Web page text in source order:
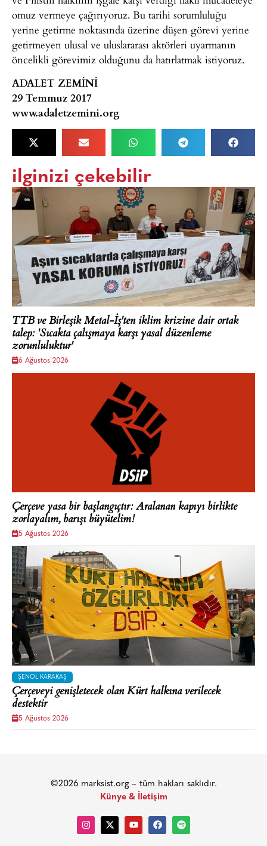
omuz vermeye çağırıyoruz. Bu tarihi sorumluluğu
yerine getirme noktasında üzerine düşen görevi yerine
getirmeyen ulusal ve uluslararası aktörleri uyarmanın
öncelikli görevimiz olduğunu da hatırlatmak istiyoruz.
ADALET ZEMİNİ
29 Temmuz 2017
www.adaletzemini.org
ilginizi çekebilir
TTB ve Birleşik Metal-İş'ten iklim krizine dair ortak
talep: 'Sıcakta çalışmaya karşı yasal düzenleme
zorunluluktur'
6 Ağustos 2026
Çerçeve yasa bir başlangıçtır: Aralanan kapıyı birlikte
zorlayalım, barışı büyütelim!
5 Ağustos 2026
ŞENOL KARAKAŞ
Çerçeveyi genişletecek olan Kürt halkına verilecek
destektir
5 Ağustos 2026
©2026 marksist.org – tüm hakları saklıdır.
Künye & İletişim